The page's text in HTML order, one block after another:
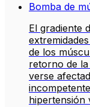
Bomba de
El gradiente
de los
retorno de
verse
hipertensión